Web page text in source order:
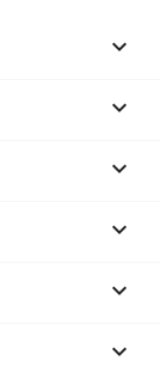





keyboard_arrow_down